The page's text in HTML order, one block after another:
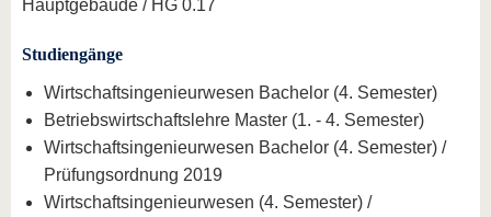
Hauptgebäude / HG 0.17
Studiengänge
Wirtschaftsingenieurwesen Bachelor (4. Semester)
Betriebswirtschaftslehre Master (1. - 4. Semester)
Wirtschaftsingenieurwesen Bachelor (4. Semester) /
Prüfungsordnung 2019
Wirtschaftsingenieurwesen (4. Semester) /